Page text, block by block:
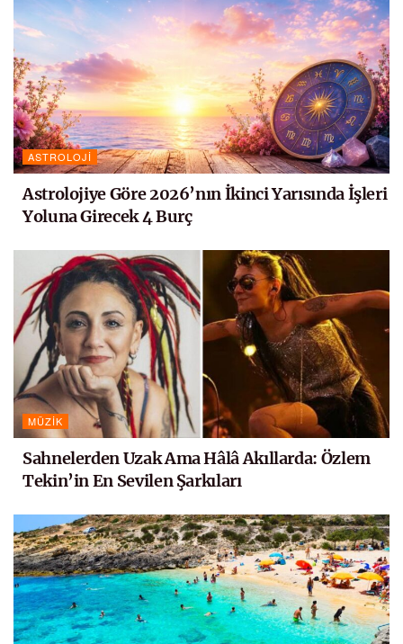
ASTROLOJI
Astrolojiye Göre 2026’nın İkinci Yarısında İşleri
Yoluna Girecek 4 Burç
MÜZIK
Sahnelerden Uzak Ama Hâlâ Akıllarda: Özlem
Tekin’in En Sevilen Şarkıları